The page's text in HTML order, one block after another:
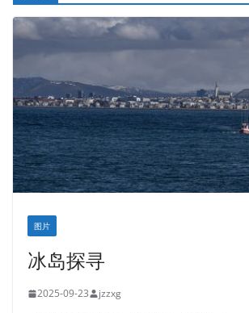
图片
冰岛探寻
2025-09-23 jzzxg